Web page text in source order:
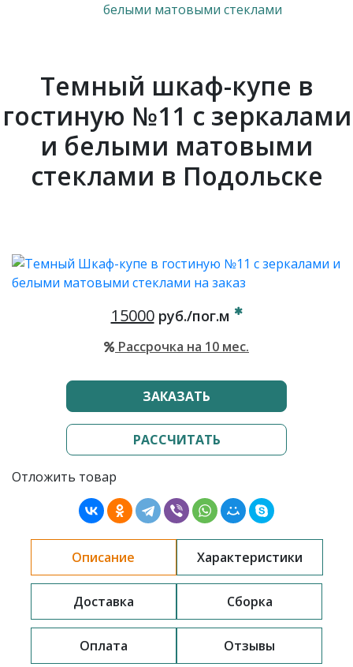
белыми матовыми стеклами
Темный шкаф-купе в
гостиную №11 с зеркалами
и белыми матовыми
стеклами в Подольске
15000руб./пог.м
Рассрочка на 10 мес.
ЗАКАЗАТЬ
РАССЧИТАТЬ
Отложить товар
Описание Характеристики
Доставка Сборка
Оплата
Отзывы